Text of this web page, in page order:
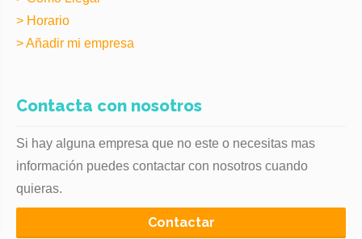
> Horario
> Añadir mi empresa
Contacta con nosotros
Si hay alguna empresa que no este o necesitas mas
información puedes contactar con nosotros cuando
quieras.
Contactar